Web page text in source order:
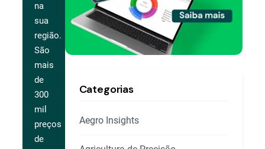
na
sua
região.
São
mais
de
300
mil
preços
de
Categorias
Aegro Insights